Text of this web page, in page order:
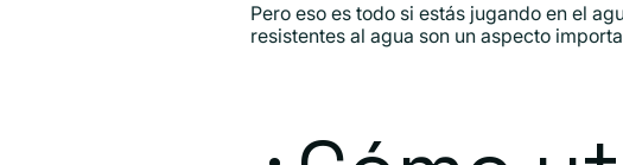
Pero eso es todo si estás jugando en el
resistentes al agua son un aspecto